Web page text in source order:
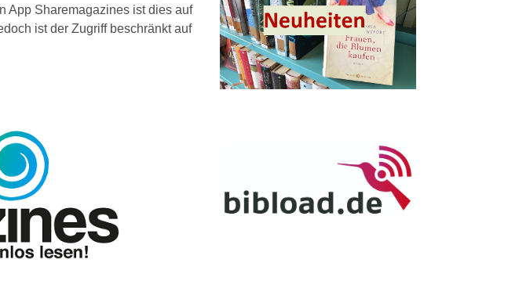
App Sharemagazines ist dies auf
ist der Zugriff beschränkt auf